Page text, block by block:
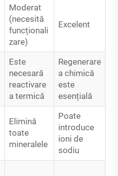
Moderat
(necesită
funcționali
zare)
Excelent
Este
necesară
reactivare
a termică
Regenerare
a chimică
este
esențială
Elimină
toate
mineralele
Poate
introduce
ioni de
sodiu